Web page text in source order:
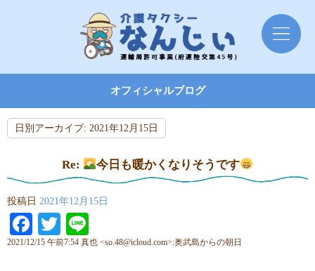
オフィシャルブログ
日別アーカイブ: 2021年12月15日
Re: 今日も暖かくなりそうです
投稿日 2021年12月15日
Facebook
Twitter
2021/12/15 午前7:54 真也 <so.48@icloud.com>:奥武島からの朝日